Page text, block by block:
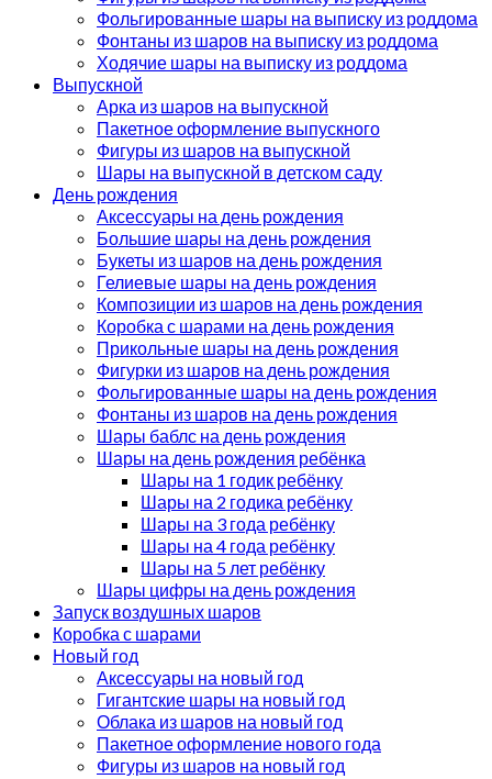
Фольгированные шары на выписку из роддома
Фонтаны из шаров на выписку из роддома
Ходячие шары на выписку из роддома
Выпускной
Арка из шаров на выпускной
Пакетное оформление выпускного
Фигуры из шаров на выпускной
Шары на выпускной в детском саду
День рождения
Аксессуары на день рождения
Большие шары на день рождения
Букеты из шаров на день рождения
Гелиевые шары на день рождения
Композиции из шаров на день рождения
Коробка с шарами на день рождения
Прикольные шары на день рождения
Фигурки из шаров на день рождения
Фольгированные шары на день рождения
Фонтаны из шаров на день рождения
Шары баблс на день рождения
Шары на день рождения ребёнка
Шары на 1 годик ребёнку
Шары на 2 годика ребёнку
Шары на 3 года ребёнку
Шары на 4 года ребёнку
Шары на 5 лет ребёнку
Шары цифры на день рождения
Запуск воздушных шаров
Коробка с шарами
Новый год
Аксессуары на новый год
Гигантские шары на новый год
Облака из шаров на новый год
Пакетное оформление нового года
Фигуры из шаров на новый год